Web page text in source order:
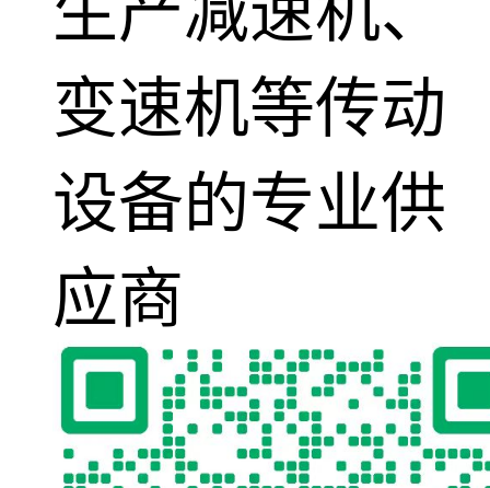
生产减速机、
变速机等传动
设备的专业供
应商